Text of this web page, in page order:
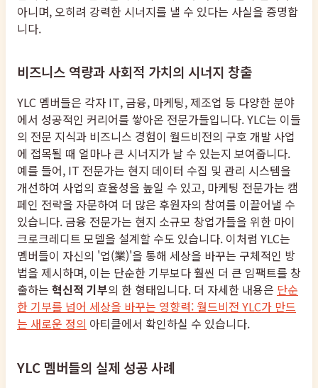
아니며, 오히려 강력한 시너지를 낼 수 있다는 사실을 증명합
니다.
비즈니스 역량과 사회적 가치의 시너지 창출
YLC 멤버들은 각자 IT, 금융, 마케팅, 제조업 등 다양한 분야
에서 성공적인 커리어를 쌓아온 전문가들입니다. YLC는 이들
의 전문 지식과 비즈니스 경험이 월드비전의 구호 개발 사업
에 접목될 때 얼마나 큰 시너지가 날 수 있는지 보여줍니다.
예를 들어, IT 전문가는 현지 데이터 수집 및 관리 시스템을
개선하여 사업의 효율성을 높일 수 있고, 마케팅 전문가는 캠
페인 전략을 자문하여 더 많은 후원자의 참여를 이끌어낼 수
있습니다. 금융 전문가는 현지 소규모 창업가들을 위한 마이
크로크레디트 모델을 설계할 수도 있습니다. 이처럼 YLC는
멤버들이 자신의 '업(業)'을 통해 세상을 바꾸는 구체적인 방
법을 제시하며, 이는 단순한 기부보다 훨씬 더 큰 임팩트를 창
출하는 혁신적 기부의 한 형태입니다. 더 자세한 내용은 단순
한 기부를 넘어 세상을 바꾸는 영향력: 월드비전 YLC가 만드
는 새로운 정의 아티클에서 확인하실 수 있습니다.
YLC 멤버들의 실제 성공 사례